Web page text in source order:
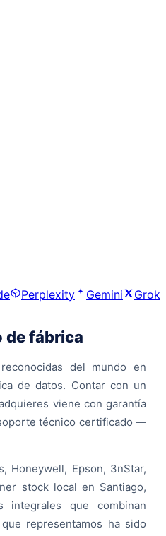
Perplexity Gemini Grok
de fábrica
del mundo en
de datos. Contar con un
viene con garantía
técnico certificado —
Honeywell, Epson, 3nStar,
stock local en Santiago,
integrales que combinan
representamos ha sido